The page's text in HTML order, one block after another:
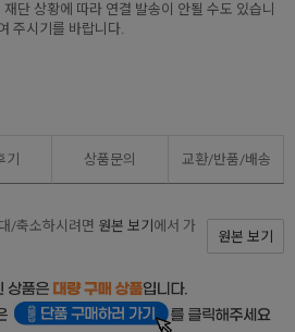
단 상황에 따라 연결 발송이 안될 수도 있습니
주시기를 바랍니다.
기 상품문의 교환/반품/배송
/축소하시려면 원본 보기 에서 가
원본 보기